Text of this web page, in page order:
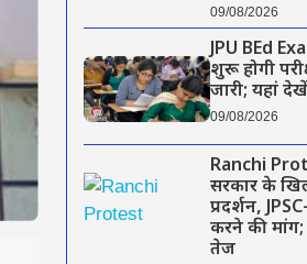
09/08/2026
JPU BEd
शुरू होगी
जारी; यहां
09/08/2026
Ranchi
सरकार के
प्रदर्शन,
करने की मांग;
तेज